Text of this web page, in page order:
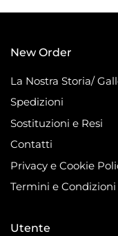
New Order
La Nostra Storia/
Spedizioni
Sostituzioni e Resi
Contatti
Privacy e Cookie
Termini e Condizioni
Utente